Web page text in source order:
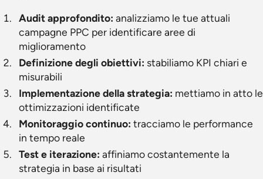
Audit approfondito: analizziamo le tue attuali
campagne PPC per identificare aree di
miglioramento
Definizione degli obiettivi: stabiliamo KPI chiari e
misurabili
Implementazione della strategia: mettiamo in atto le
ottimizzazioni identificate
Monitoraggio continuo: tracciamo le performance
in tempo reale
Test e iterazione: affiniamo costantemente la
strategia in base ai risultati